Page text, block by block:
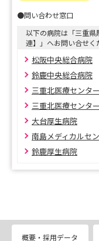
松阪中央総合病院40
鈴鹿中央総合病院
三重北医療センター
三重北医療センター
計15
大台厚生病 若干
鈴鹿厚生病院 5
応募方法
マイナビ「選考」
参照ください
４．採用試験
●問い合わせ窓口
以下の病院は「三重
連】」へお問い合せく
松阪中央総合病院
鈴鹿中央総合病院
三重北医療センタ
三重北医療センタ
大台厚生病院
南島メディカルセ
鈴鹿厚生病院
概要・採用データ